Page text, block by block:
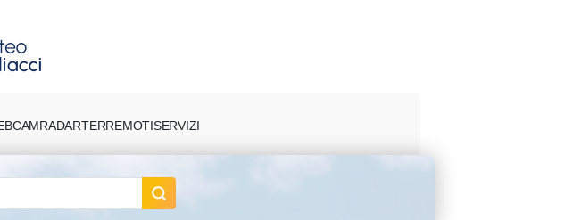
RADARTERREMOTISERVIZI